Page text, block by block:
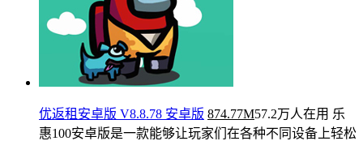
优返租安卓版 V8.8.78 安卓版 874.77M57.2万人在用 乐
惠100安卓版是一款能够让玩家们在各种不同设备上轻松